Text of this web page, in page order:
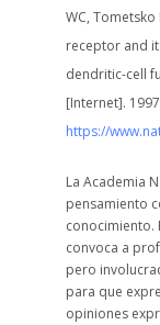
WC, Tometsko
receptor and
dendritic-cell
[Internet]. 1997
https://
La Academia
pensamiento
conocimiento.
convoca a
pero
para que
opiniones